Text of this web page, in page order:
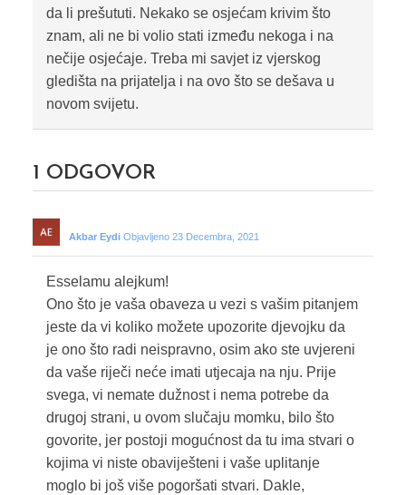
da li prešututi. Nekako se osjećam krivim što
znam, ali ne bi volio stati između nekoga i na
nečije osjećaje. Treba mi savjet iz vjerskog
gledišta na prijatelja i na ovo što se dešava u
novom svijetu.
1 ODGOVOR
Akbar Eydi Objavljeno 23 Decembra, 2021
Esselamu alejkum!
Ono što je vaša obaveza u vezi s vašim pitanjem
jeste da vi koliko možete upozorite djevojku da
je ono što radi neispravno, osim ako ste uvjereni
da vaše riječi neće imati utjecaja na nju. Prije
svega, vi nemate dužnost i nema potrebe da
drugoj strani, u ovom slučaju momku, bilo što
govorite, jer postoji mogućnost da tu ima stvari o
kojima vi niste obaviješteni i vaše uplitanje
moglo bi još više pogoršati stvari. Dakle,